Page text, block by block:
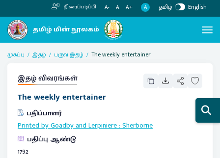
திரைப்படிப்பி A- A A+ A தமிழ் English
முகப்பு இதழ் பருவ இதழ் The weekly entertainer
இதழ் விவரங்கள்
The weekly entertainer
பதிப்பாளர்
Printed by Goadby and Lerpiniere:Sherborne
பதிப்பு ஆண்டு
1792